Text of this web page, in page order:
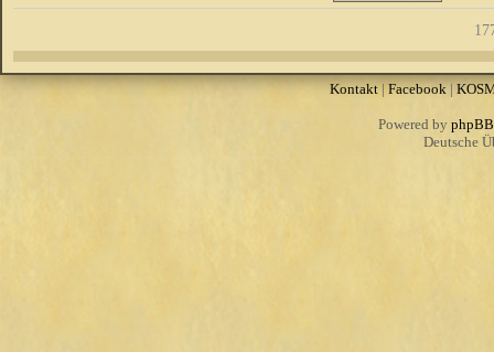
Kontakt|Facebook|
Powered by phpBB
Deutsche